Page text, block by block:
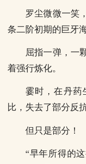
罗尘微微一笑
条二阶初期的巨牙
屈指一弹，一
着强行炼化。
霎时，在丹药
比，失去了部分反
但只是部分！
“早年所得的